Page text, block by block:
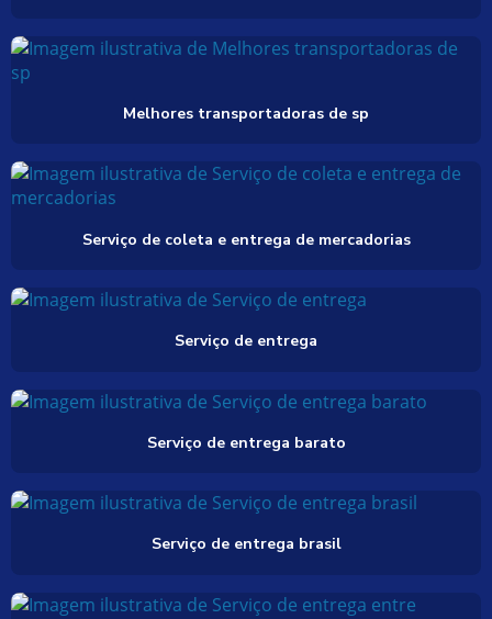
Melhores transportadoras de sp
Serviço de coleta e entrega de mercadorias
Serviço de entrega
Serviço de entrega barato
Serviço de entrega brasil